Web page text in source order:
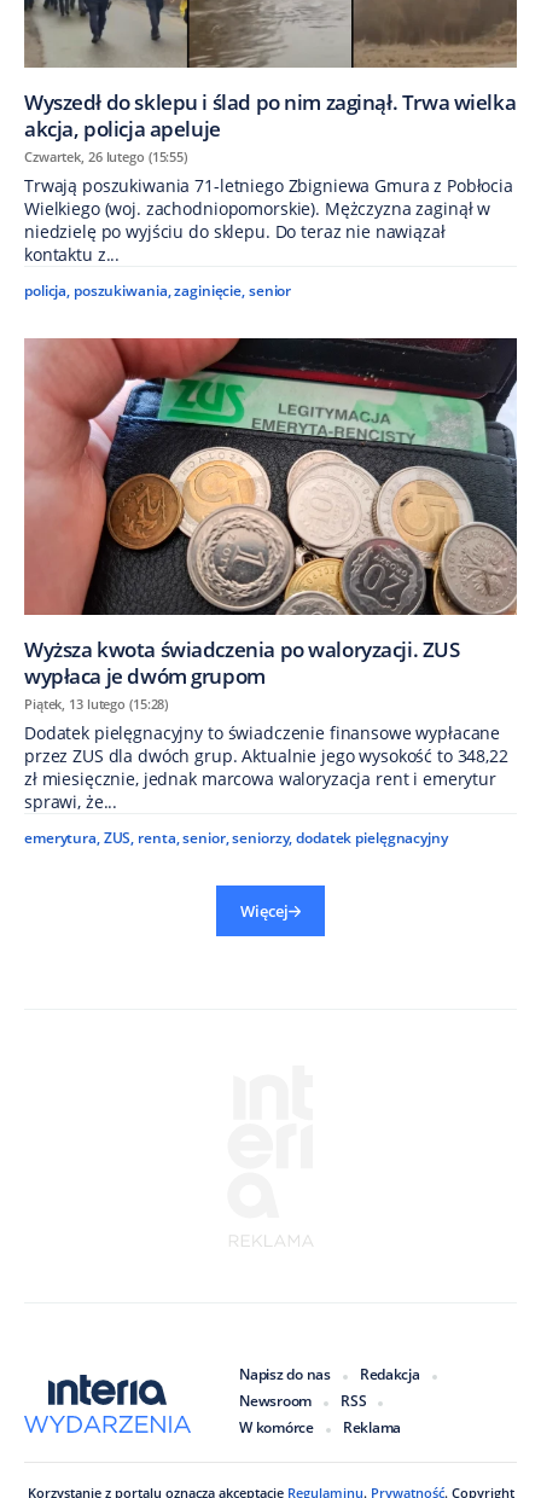
Wyszedł do sklepu i ślad po nim zaginął. Trwa wielka
akcja, policja apeluje
Czwartek, 26 lutego (15:55)
Trwają poszukiwania 71-letniego Zbigniewa Gmura z Pobłocia
Wielkiego (woj. zachodniopomorskie). Mężczyzna zaginął w
niedzielę po wyjściu do sklepu. Do teraz nie nawiązał
kontaktu z...
policja, poszukiwania,zaginięcie,senior
Wyższa kwota świadczenia po waloryzacji. ZUS
wypłaca je dwóm grupom
Piątek, 13 lutego (15:28)
Dodatek pielęgnacyjny to świadczenie finansowe wypłacane
przez ZUS dla dwóch grup. Aktualnie jego wysokość to 348,22
zł miesięcznie, jednak marcowa waloryzacja rent i emerytur
sprawi, że...
emerytura,ZUS, renta,senior,seniorzy,dodatek pielęgnacyjny
Więcej
Napisz do nas
Redakcja
Newsroom
RSS
W komórce
Reklama
Korzystanie z portalu oznacza akceptację Regulaminu. Prywatność. Copyright